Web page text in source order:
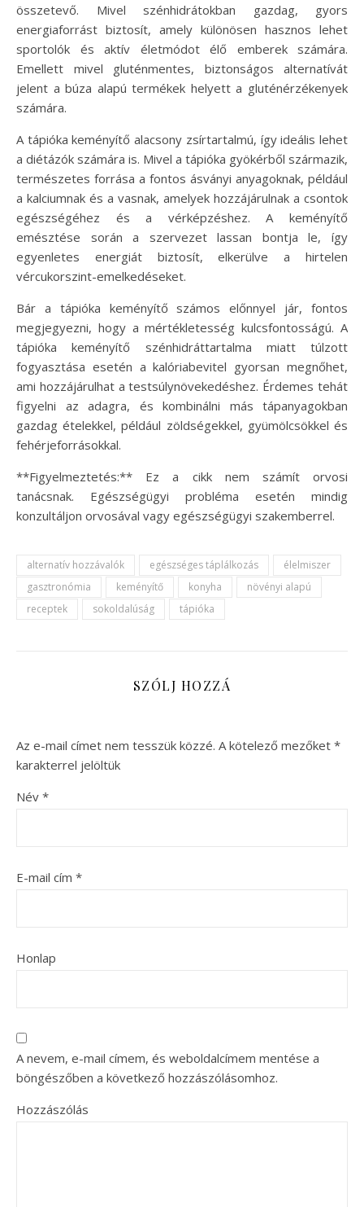
összetevő. Mivel szénhidrátokban gazdag, gyors
energiaforrást biztosít, amely különösen hasznos lehet
sportolók és aktív életmódot élő emberek számára.
Emellett mivel gluténmentes, biztonságos alternatívát
jelent a búza alapú termékek helyett a gluténérzékenyek
számára.
A tápióka keményítő alacsony zsírtartalmú, így ideális lehet
a diétázók számára is. Mivel a tápióka gyökérből származik,
természetes forrása a fontos ásványi anyagoknak, például
a kalciumnak és a vasnak, amelyek hozzájárulnak a csontok
egészségéhez és a vérképzéshez. A keményítő
emésztése során a szervezet lassan bontja le, így
egyenletes energiát biztosít, elkerülve a hirtelen
vércukorszint-emelkedéseket.
Bár a tápióka keményítő számos előnnyel jár, fontos
megjegyezni, hogy a mértékletesség kulcsfontosságú. A
tápióka keményítő szénhidráttartalma miatt túlzott
fogyasztása esetén a kalóriabevitel gyorsan megnőhet,
ami hozzájárulhat a testsúlynövekedéshez. Érdemes tehát
figyelni az adagra, és kombinálni más tápanyagokban
gazdag ételekkel, például zöldségekkel, gyümölcsökkel és
fehérjeforrásokkal.
**Figyelmeztetés:** Ez a cikk nem számít orvosi
tanácsnak. Egészségügyi probléma esetén mindig
konzultáljon orvosával vagy egészségügyi szakemberrel.
alternatív hozzávalók egészséges táplálkozás
élelmiszer
gasztronómia
keményítő konyha
növényi alapú
receptek
sokoldalúság tápióka
SZÓLJ HOZZÁ
Az e-mail címet nem tesszük közzé. A kötelező mezőket *
karakterrel jelöltük
Név *
E-mail cím *
Honlap
A nevem, e-mail címem, és weboldalcímem mentése a
böngészőben a következő hozzászólásomhoz.
Hozzászólás